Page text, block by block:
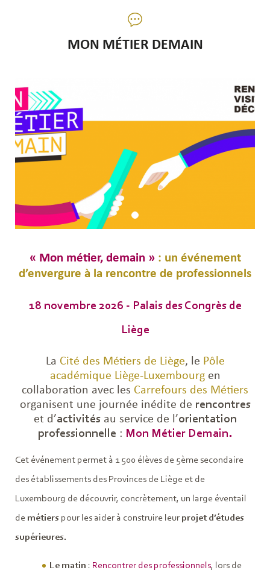
MON MÉTIER DEMAIN
« Mon métier, demain »: un événement
d’envergure à la rencontre de professionnels
18 novembre 2026 - Palais des Congrès de
Liège
La Cité des Métiers de Liège, le Pôle
académique Liège-Luxembourgen
collaboration avec les Carrefours des Métiers
organisent une journée inédite de rencontres
et d’activitésau service de l’orientation
professionnelle : Mon Métier Demain.
Cet événement permet à 1 500 élèves de 5ème secondaire
des établissements des Provinces de Liège et de
Luxembourg de découvrir, concrètement, un large éventail
de métiers pour les aider à construire leur projet d’études
supérieures.
Le matin : Rencontrer des professionnels, lors de